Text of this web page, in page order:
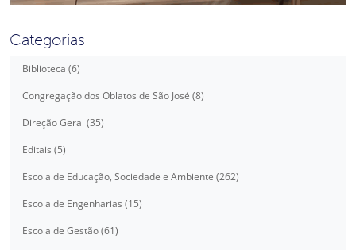
Categorias
Biblioteca (6)
Congregação dos Oblatos de São José (8)
Direção Geral (35)
Editais (5)
Escola de Educação, Sociedade e Ambiente (262)
Escola de Engenharias (15)
Escola de Gestão (61)